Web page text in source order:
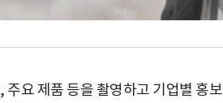
요 제품 등을 촬영하고 기업별 홍보